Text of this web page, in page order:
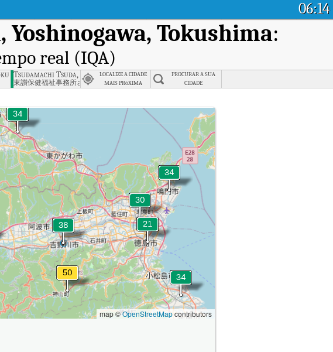
06:14
Tokushima:
real (IQA)
Tokushima
Tsudamachi Tsuda, Sanuki, Kagawa
東讃保健福祉事務所さぬき市
LOCALIZE A CIDADE
MAIS PRóXIMA
PROCURAR A SUA
CIDADE
em tempo real em Kamojimacho Kamojima, Yoshinogawa, Tokushima.
map ©OpenStreetMapcontributors